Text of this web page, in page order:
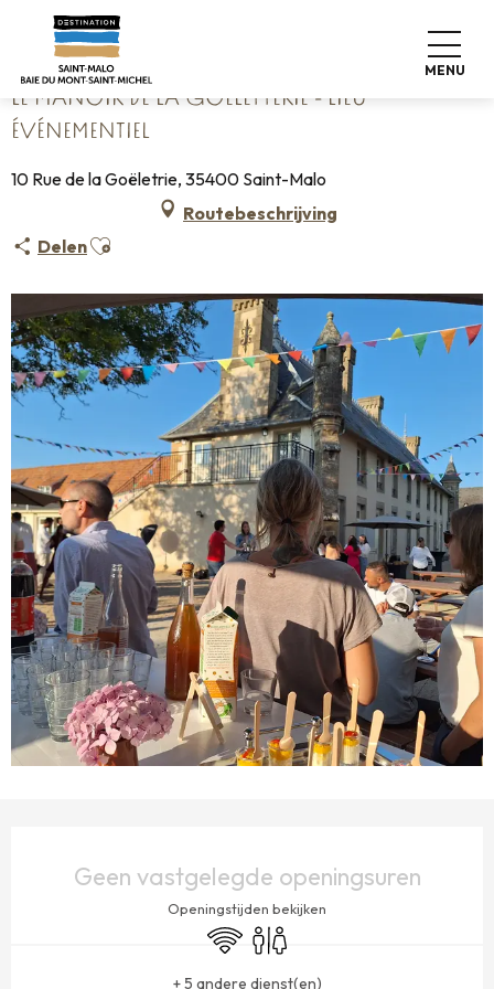
contenu
principal
MENU
Home Le Manoir de la Goëletterie - Lieu événementiel
LE MANOIR DE LA GOËLETTERIE - LIEU
ÉVÉNEMENTIEL
10 Rue de la Goëletrie, 35400 Saint-Malo
Routebeschrijving
DelenAjouter aux favoris
Geen vastgelegde openingsuren
Openingstijden bekijken
Wifi Toiletten
+ 5 andere dienst(en)